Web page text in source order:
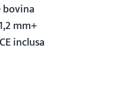
bovina
mm+
inclusa